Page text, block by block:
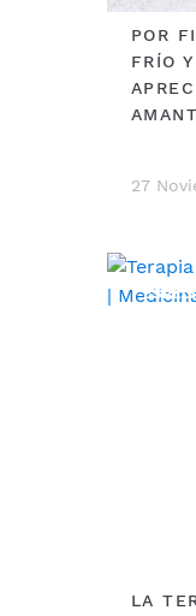
POR
FRÍO
27
LA